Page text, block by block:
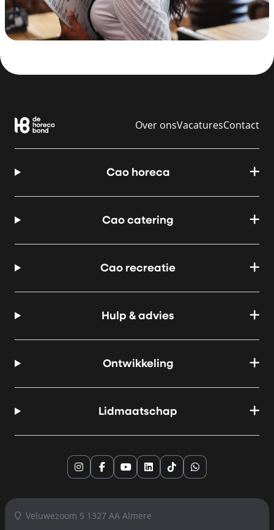
Over onsVacaturesContact
Cao horeca
Cao catering
Cao recreatie
Hulp & advies
Ontwikkeling
Lidmaatschap
Instagram
Facebook
YouTubeLinkedIn
TikTokWhatsapp
Veluwezoom 5 1327 AA Almere